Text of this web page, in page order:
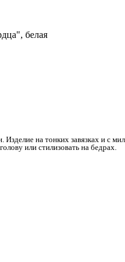
белая
Изделие на тонких завязках и с
или стилизовать на бедрах.